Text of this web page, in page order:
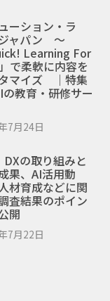
ーション・ラ
ャパン ～
Learning For
で柔軟に内容を
マイズ ｜特集
教育・研修サー
7月24日
DXの取り組みと
果、AI活用動
材育成などに関
査結果のポイン
開
7月22日